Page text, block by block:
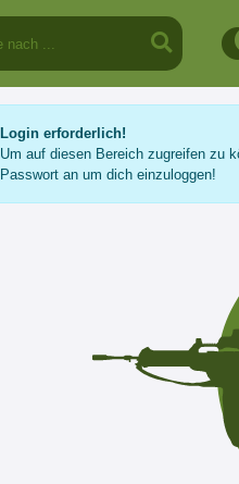
Login erforderlich!
Um auf diesen Bereich zugreifen zu
Passwort an um dich einzuloggen!